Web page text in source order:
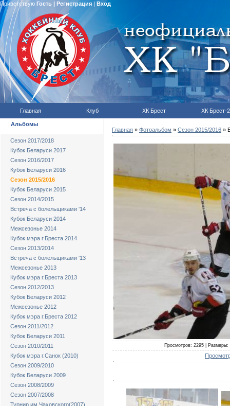
Приветствую Гость | Регистрация| Вход
Главная Клуб ХК Брест ХК Брест-2
Альбомы
Сезон 2017/2018
Кубок Беларуси 2017
Сезон 2016/2017
Кубок Беларуси 2016
Сезон 2015/2016
Кубок Беларуси 2015
Сезон 2014/2015
Встреча с болельщиками '14
Кубок Беларуси 2014
Межсезонье 2014
Кубок мэра г.Бреста 2014
Сезон 2013/2014
Встреча с болельщиками '13
Межсезонье 2013
Кубок мэра г.Бреста 2013
Сезон 2012/2013
Кубок Беларуси 2012
Межсезонье 2012
Кубок мэра г.Бреста 2012
Сезон 2011/2012
Кубок Беларуси 2011
Сезон 2010/2011
Кубок мэра г.Санок (2010)
Сезон 2009/2010
Кубок Беларуси 2009
Сезон 2008/2009
Сезон 2007/2008
Турнир им.Чаховского(2007)
Главная » Фотоальбом » Сезон 2015/2016 »
Просмотров: 2295 |